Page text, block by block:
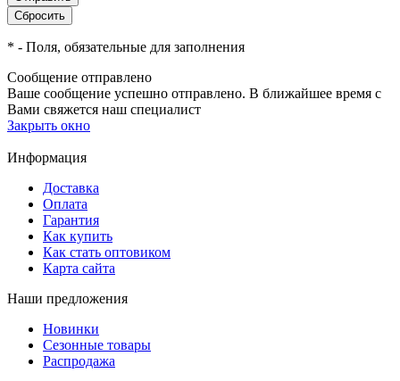
* - Поля, обязательные для заполнения
Сообщение отправлено
Ваше сообщение успешно отправлено. В ближайшее время с
Вами свяжется наш специалист
Закрыть окно
Информация
Доставка
Оплата
Гарантия
Как купить
Как стать оптовиком
Карта сайта
Наши предложения
Новинки
Сезонные товары
Распродажа